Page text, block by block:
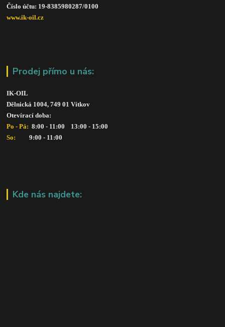
Číslo účtu: 19-8385980287/0100
www.ik-oil.cz
Prodej přímo u nás:
IK-OIL
Dělnická 1004, 749 01 Vítkov
Otevírací doba:
Po - Pá: 8:00 - 11:00    13:00 - 15:00
So:
      9:00 - 11:00
Kde nás najdete: